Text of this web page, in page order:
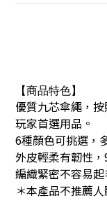
【商品特色】
優質九芯傘繩，
玩家首選用品。
6種顏色可挑選，
外皮輕柔有韌性
編織緊密不容易
＊本產品不推薦